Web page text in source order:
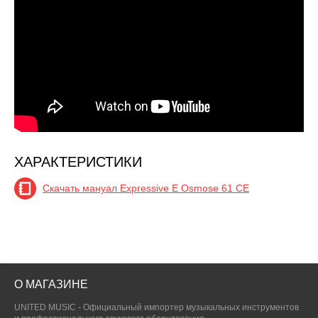
ХАРАКТЕРИСТИКИ
Скачать мануал Expressive E Osmose 61 CE
О МАГАЗИНЕ
UNITED MUSIC - Официальный импортер музыкальных инструментов